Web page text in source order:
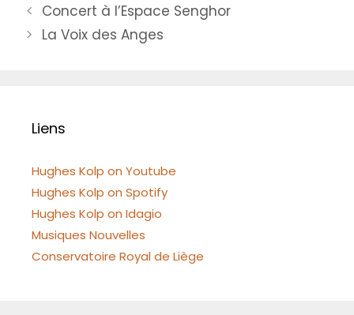
Concert à l’Espace Senghor
La Voix des Anges
Liens
Hughes Kolp on Youtube
Hughes Kolp on Spotify
Hughes Kolp on Idagio
Musiques Nouvelles
Conservatoire Royal de Liège